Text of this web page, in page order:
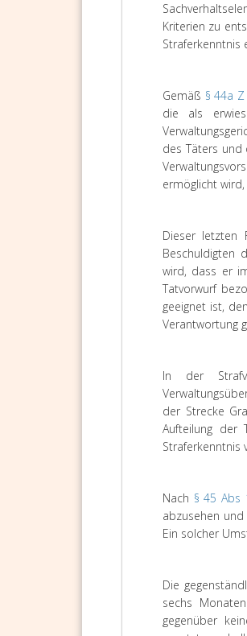
Kriterien zu
Straferkenntnis
Gemäß § 44a Z
die als
des Täters und
ermöglicht
Dieser letzten
Beschuldigten
wird, dass er
Tatvorwurf
geeignet ist,
Verantwortung
In der
der Strecke
Aufteilung der
Straferkenntnis
Nach § 45 Abs
abzusehen
Ein solcher
Die
sechs
gegenüber